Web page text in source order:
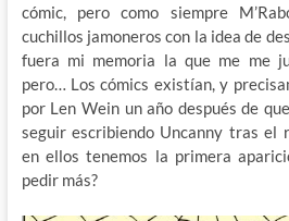
cómic, pero como siempre
cuchillos jamoneros con la idea de
fuera mi memoria la que me me
pero… Los cómics existían, y
por Len Wein un año después de
seguir escribiendo Uncanny tras el
en ellos tenemos la primera
pedir más?